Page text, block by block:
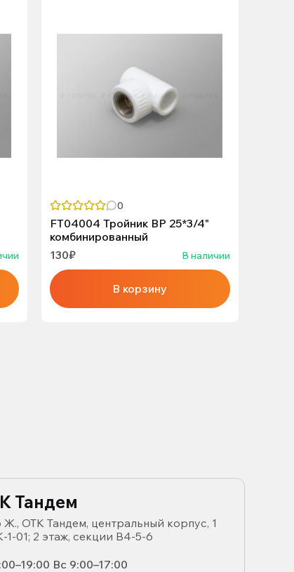
0
FT04004 Тройник ВР 25*3/4"
комбинированный
130₽
В наличии
В корзину
Тандем
ОТК Тандем, центральный корпус, 1
1-01; 2 этаж, секции В4-5-6
Вс 9:00–17:00